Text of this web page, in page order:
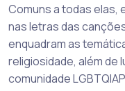
Comuns a todas
nas letras das
enquadram as
religiosidade, além de
comunidade